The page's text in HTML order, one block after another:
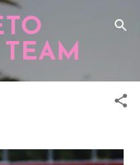
principal